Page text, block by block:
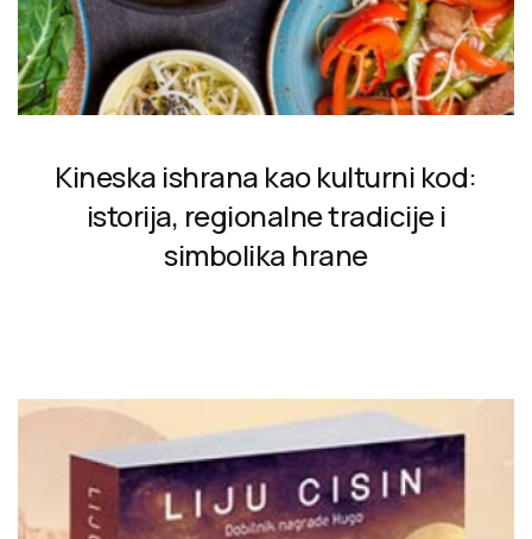
Kineska ishrana kao kulturni kod:
istorija, regionalne tradicije i
simbolika hrane